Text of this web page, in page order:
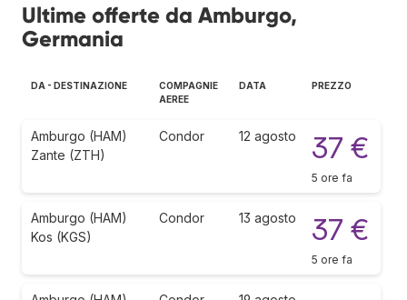
Ultime offerte da Amburgo,
Germania
DA - DESTINAZIONE
COMPAGNIE
AEREE
DATA PREZZO
Amburgo (HAM)
Zante (ZTH)
Condor 12 agosto 37 €
5 ore fa
Amburgo (HAM)
Kos (KGS)
Condor 13 agosto 37 €
5 ore fa